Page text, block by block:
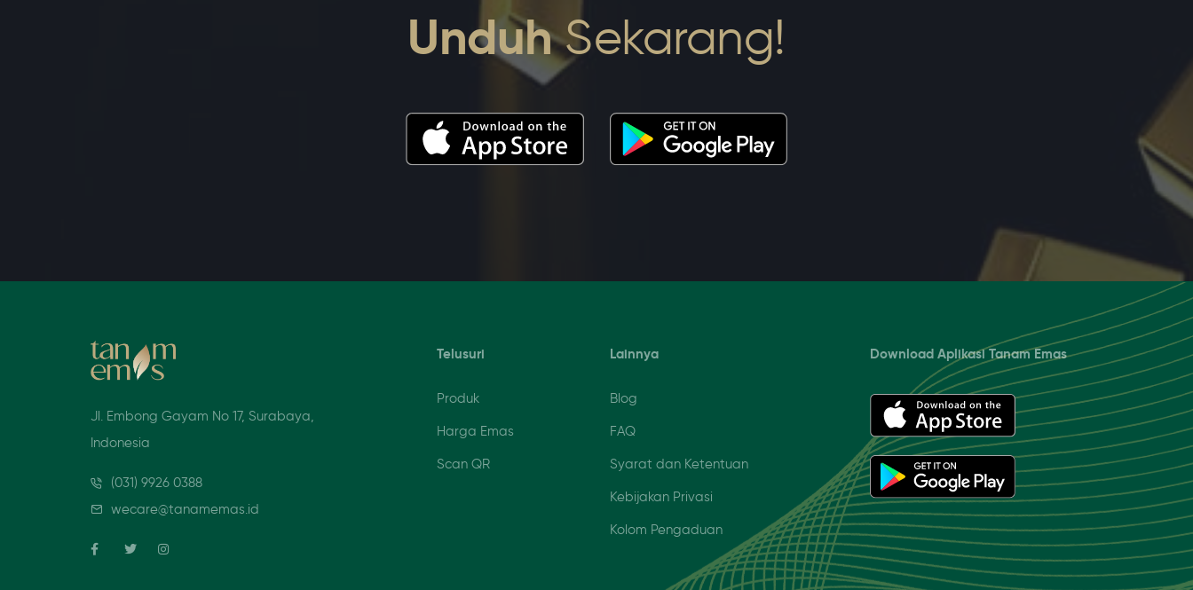
UnduhSekarang!
Jl. Embong Gayam No 17, Surabaya,
Indonesia
(031) 9926 0388
wecare@tanamemas.id
Telusuri
Produk
Harga Emas
Scan QR
Lainnya
Blog
FAQ
Syarat dan Ketentuan
Kebijakan Privasi
Kolom Pengaduan
Download Aplikasi Tanam Emas